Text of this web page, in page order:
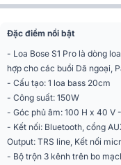
Ứng dụng mở rộng
Tiện ích
Kết nối
Cổng kết nối
Đặc điểm nổi bật
- Loa Bose S1 Pro là dòng
hợp cho các buổi Dã ngoại,
- Cấu tạo: 1 loa bass 20cm
- Công suất: 150W
- Góc phủ âm: 100 H x 40 V
- Kết nối: Bluetooth, cổng
Output: TRS line, Kết nối
- Bộ trộn 3 kênh trên bo